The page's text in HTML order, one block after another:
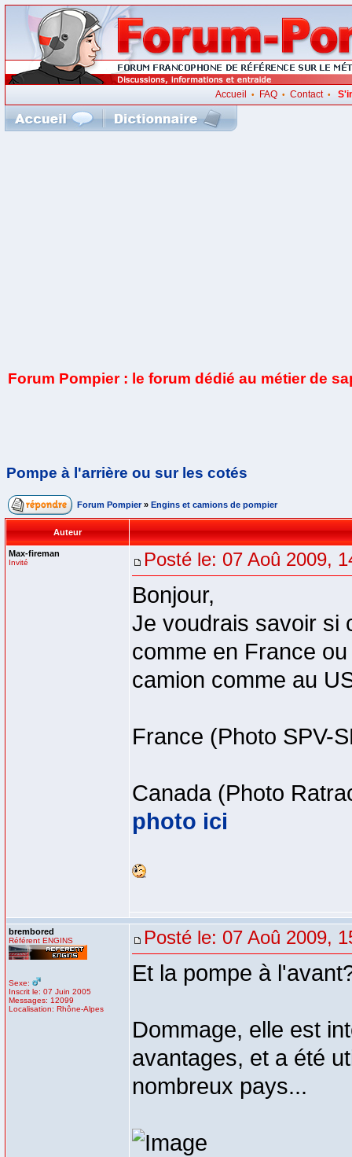
Accueil • FAQ• Contact•
Forum Pompier : le forum dédié au métier de
Pompe à l'arrière ou sur les cotés
Forum Pompier » Engins et camions de pompier
Auteur
Max-fireman
Invité Posté le: 07 Aoû 2009,
Bonjour,
Je voudrais savoir si
comme en France
camion comme au
France (Photo SPV-
Canada (Photo
photo ici
brembored
Référent ENGINS
Sexe:
Inscrit le: 07 Juin 2005
Messages: 12099
Localisation: Rhône-Alpes
Posté le: 07 Aoû 2009,
Et la pompe à
Dommage, elle est
avantages, et a été
nombreux pays...